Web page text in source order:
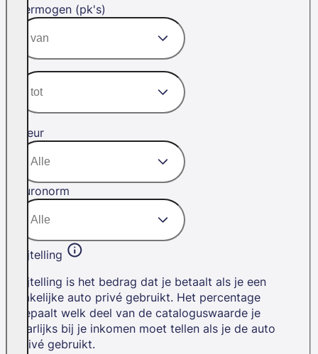
Vermogen (pk's)
Kleur
Euronorm
Bijtelling
Bijtelling is het bedrag dat je betaalt als je een
zakelijke auto privé gebruikt. Het percentage
bepaalt welk deel van de cataloguswaarde je
jaarlijks bij je inkomen moet tellen als je de auto
privé gebruikt.